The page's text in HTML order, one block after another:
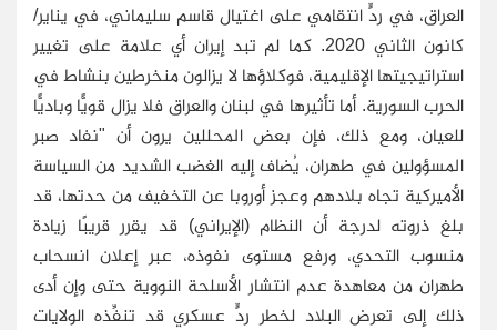
العراق، في ردٍّ انتقامي على اغتيال قاسم سليماني، في يناير/
كانون الثاني 2020. كما لم تبد إيران أي علامة على تغيير
استراتيجيتها الإقليمية، فوكلاؤها لا يزالون منخرطين بنشاط في
الحرب السورية. أما تأثيرها في لبنان والعراق فلا يزال قويًّا وباديًّا
للعيان، ومع ذلك، فإن بعض المحللين يرون أن "نفاد صبر
المسؤولين في طهران، يُضاف إليه الغضب الشديد من السياسة
الأميركية تجاه بلادهم وعجز أوروبا عن التخفيف من حدتها، قد
بلغ ذروته لدرجة أن النظام (الإيراني) قد يقرر قريبًا زيادة
منسوب التحدي، ورفع مستوى نفوذه، عبر إعلان انسحاب
طهران من معاهدة عدم انتشار الأسلحة النووية حتى وإن أدى
ذلك إلى تعرض البلاد لخطر ردٍّ عسكري قد تنفِّذه الولايات